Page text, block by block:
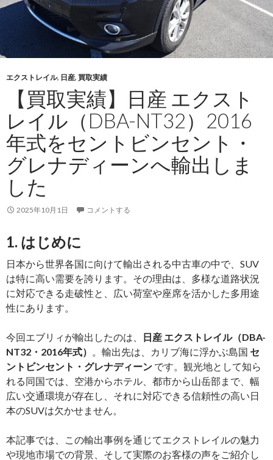
イ
ル
（DAA-
HNT32）・
式
を
セ
ン
ト
ビ
ナ
デ
ィ
輸
出
し
ま
エクストレイル, 日産, 買取実績
【買取実績】日産 エクスト
レイル（DBA-NT32）2016
年式をセントビンセント・
グレナディーンへ輸出しま
した
2025年10月1日 コメントする
1. はじめに
日本から世界各国に向けて輸出される中古車の中で、SUV
は特に高い需要を誇ります。その理由は、多様な道路状況
に対応できる走破性と、広い荷室や座席を活かした多用途
性にあります。
今回エブリィが輸出したのは、
日産 エクストレイル（DBA-
NT32・2016年式）
。輸出先は、カリブ海に浮かぶ島国 セ
ントビンセント・グレナディーン です。観光地として知ら
れる同国では、空港からホテル、都市から山岳部まで、幅
広い交通環境が存在し、それに対応できる信頼性の高い日
本のSUVは欠かせません。
本記事では、この輸出事例を通じてエクストレイルの魅力
や現地市場での背景、そして実際のお客様の声をご紹介し